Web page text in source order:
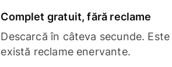
Complet gratuit, fără reclame
Descarcă în câteva secunde.
există reclame enervante.